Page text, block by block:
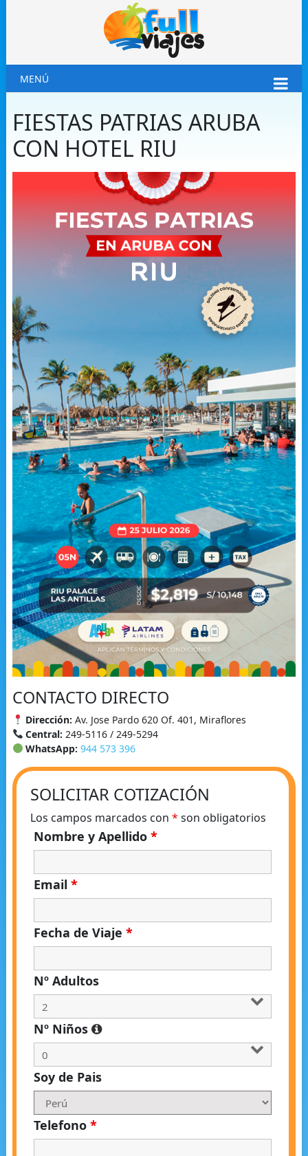
MENÚ
FIESTAS PATRIAS ARUBA
CON HOTEL RIU
CONTACTO DIRECTO
Dirección: Av. Jose Pardo 620 Of. 401, Miraflores
Central: 249-5116 / 249-5294
WhatsApp: 944 573 396
SOLICITAR COTIZACIÓN
Los campos marcados con * son obligatorios
Nombre y Apellido *
Email *
Fecha de Viaje *
Nº Adultos
Nº Niños
Soy de Pais
Telefono *